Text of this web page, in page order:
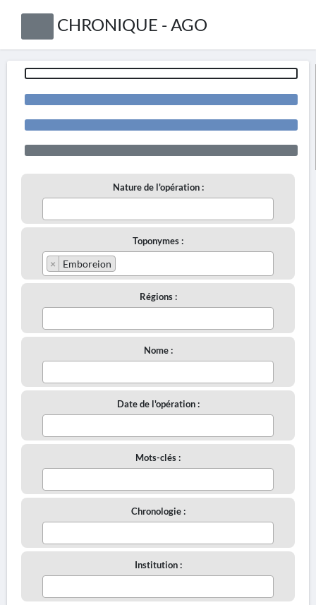
CHRONIQUE - AGO
Nature de l'opération :
Toponymes :
× Emboreion
Régions :
Nome :
Date de l'opération :
Mots-clés :
Chronologie :
Institution :